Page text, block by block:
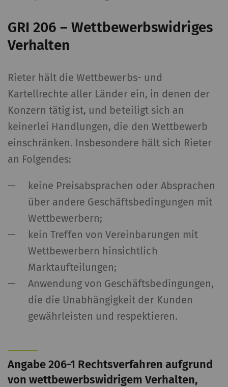
GRI 206 – Wettbewerbswidriges
Verhalten
Rieter hält die Wettbewerbs- und
Kartellrechte aller Länder ein, in denen der
Konzern tätig ist, und beteiligt sich an
keinerlei Handlungen, die den Wettbewerb
einschränken. Insbesondere hält sich Rieter
an Folgendes:
keine Preisabsprachen oder Absprachen
über andere Geschäftsbedingungen mit
Wettbewerbern;
kein Treffen von Vereinbarungen mit
Wettbewerbern hinsichtlich
Marktaufteilungen;
Anwendung von Geschäftsbedingungen,
die die Unabhängigkeit der Kunden
gewährleisten und respektieren.
Angabe 206-1 Rechtsverfahren aufgrund
von wettbewerbswidrigem Verhalten,